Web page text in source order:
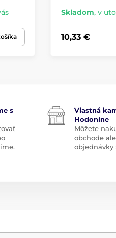
Skladom, v
10,33 €
s
Vlastná
Hodoníne
Môžete
obchode
objednávky